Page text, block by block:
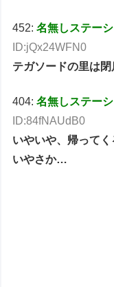
452:名無しステー
ID:jQx24WFN0
テガソードの里は
404:名無しステー
ID:84fNAUdB0
いやいや、帰ってく
いやさか…